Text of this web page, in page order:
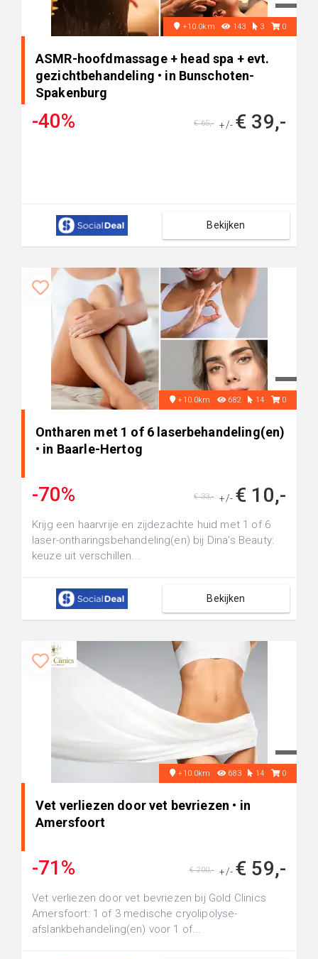
+10.0km 143 3 0
ASMR-hoofdmassage + head spa + evt.
gezichtbehandeling • in Bunschoten-
Spakenburg
-40% +/- € 39,-
€ 65,-
Bekijken
+10.0km 682 14 0
Ontharen met 1 of 6 laserbehandeling(en)
• in Baarle-Hertog
-70% +/- € 10,-
€ 33,-
Krijg een haarvrije en zijdezachte huid met 1 of 6
laser-ontharingsbehandeling(en) bij Dina's Beauty:
keuze uit verschillen...
Bekijken
+10.0km 683 14 0
Vet verliezen door vet bevriezen • in
Amersfoort
-71% +/- € 59,-
€ 200,-
Vet verliezen door vet bevriezen bij Gold Clinics
Amersfoort: 1 of 3 medische cryolipolyse-
afslankbehandeling(en) voor 1 of...